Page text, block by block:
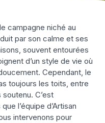
campagne niché au
par son calme et ses
souvent entourées
d’un style de vie où
Cependant, le
toujours les toits, entre
C’est
l’équipe d’Artisan
intervenons pour